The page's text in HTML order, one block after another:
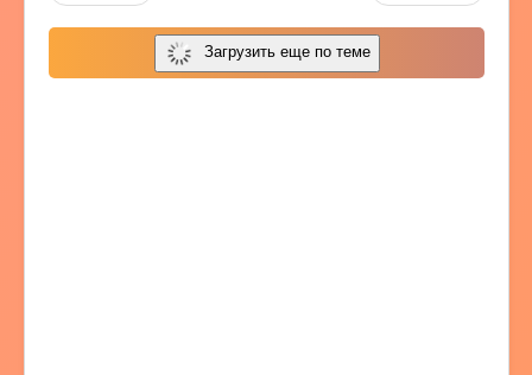
Загрузить еще по теме